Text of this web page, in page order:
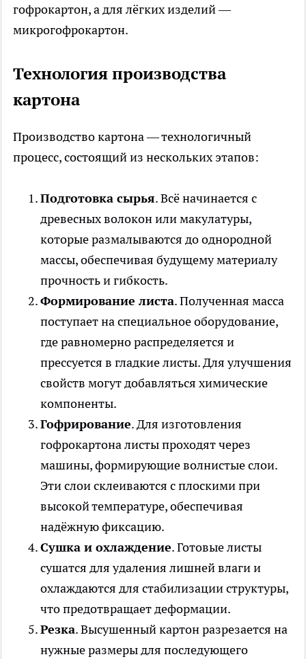
гофрокартон, а для лёгких изделий —
микрогофрокартон.
Технология производства
картона
Производство картона — технологичный
процесс, состоящий из нескольких этапов:
Подготовка сырья. Всё начинается с
древесных волокон или макулатуры,
которые размалываются до однородной
массы, обеспечивая будущему материалу
прочность и гибкость.
Формирование листа. Полученная масса
поступает на специальное оборудование,
где равномерно распределяется и
прессуется в гладкие листы. Для улучшения
свойств могут добавляться химические
компоненты.
Гофрирование. Для изготовления
гофрокартона листы проходят через
машины, формирующие волнистые слои.
Эти слои склеиваются с плоскими при
высокой температуре, обеспечивая
надёжную фиксацию.
Сушка и охлаждение. Готовые листы
сушатся для удаления лишней влаги и
охлаждаются для стабилизации структуры,
что предотвращает деформации.
Резка. Высушенный картон разрезается на
нужные размеры для последующего